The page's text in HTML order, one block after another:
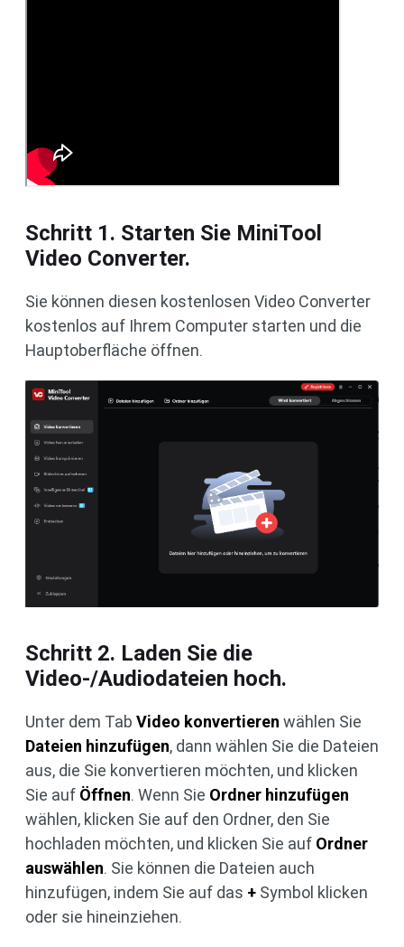
Schritt 1. Starten Sie MiniTool
Video Converter.
Sie können diesen kostenlosen Video Converter
kostenlos auf Ihrem Computer starten und die
Hauptoberfläche öffnen.
Schritt 2. Laden Sie die
Video-/Audiodateien hoch.
Unter dem Tab Video konvertieren wählen Sie
Dateien hinzufügen, dann wählen Sie die Dateien
aus, die Sie konvertieren möchten, und klicken
Sie auf Öffnen. Wenn Sie Ordner hinzufügen
wählen, klicken Sie auf den Ordner, den Sie
hochladen möchten, und klicken Sie auf Ordner
auswählen. Sie können die Dateien auch
hinzufügen, indem Sie auf das + Symbol klicken
oder sie hineinziehen.